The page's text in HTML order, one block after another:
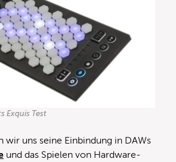
Exquis Test
wir uns seine Einbindung in DAWs
und das Spielen von Hardware-